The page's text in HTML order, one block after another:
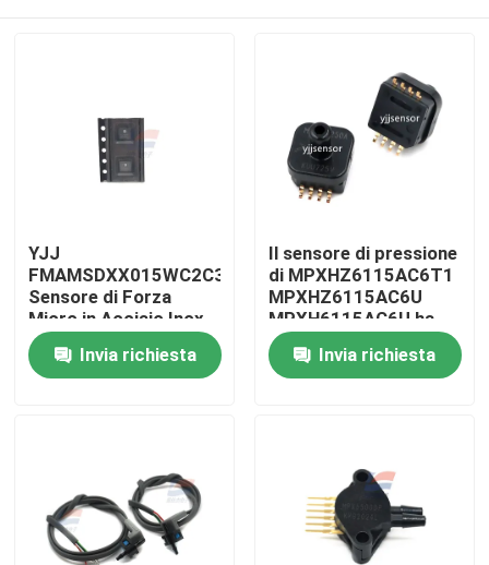
Prodotti
Spettacolo VR
Visita alla fabbrica
Controllo della qualità
YJJ
FMAMSDXX015WC2C3
Sensore di Forza
Micro in Acciaio Inox
con Contatto a Sfera,
Tipo Digitale, 15N
(1.53kgf)
Invia richiesta
Il sensore di pressione
di MPXHZ6115AC6T1
MPXHZ6115AC6U
MPXH6115AC6U ha
prodotto 0.2V-4.7V
Invia richiesta